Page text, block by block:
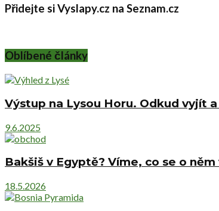
Přidejte si Vyslapy.cz na Seznam.cz
Oblíbené články
Výstup na Lysou Horu. Odkud vyjít
9.6.2025
Bakšiš v Egyptě? Víme, co se o
18.5.2026